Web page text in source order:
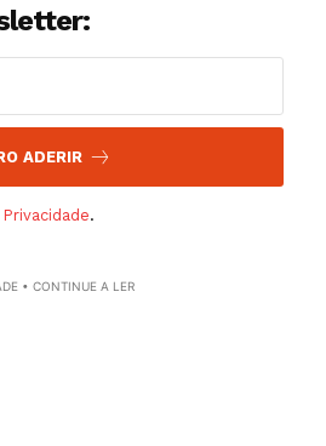
ADERIR
.
• CONTINUE A LER